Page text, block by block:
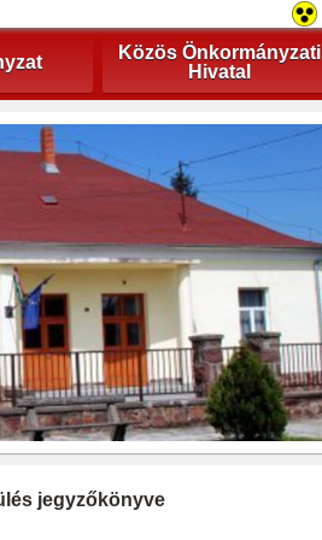
Közös Önkormányzati
Hivatal
jegyzőkönyve